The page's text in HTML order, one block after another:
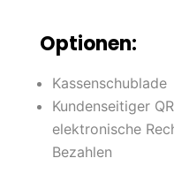
Optionen:
Kassenschublade
Kundenseitiger
elektronische
Bezahlen